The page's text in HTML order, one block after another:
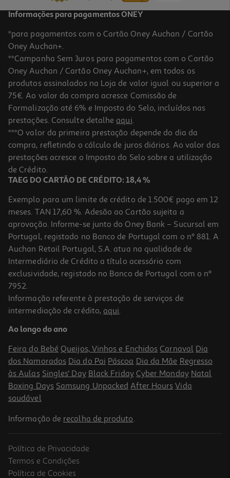
4.1
Powerbank Qilive 600177283 Preto 20 000 Mah
22.99 €/un
22,99 €
Powerbank Magnético Qilive 600188211 Branco 5 000 Mah 15w
19.99 €/un
19,99 €
Informações para pagamentos ONEY
*para pagamentos com o Cartão Oney Auchan / Cartão
Oney Auchan+.
**Campanha Sem Juros para pagamentos com o Cartão
Oney Auchan / Cartão Oney Auchan+, em todos os
produtos assinalados na Loja de valor igual ou superior a
75€. Ao valor da compra acresce Comissão de
Formalização até 6% e Imposto do Selo, incluídos nas
prestações. Consulte detalhe aqui.
***O valor da primeira prestação depende do dia da
compra, refletindo o cálculo de juros diários. Ao valor das
prestações acresce o Imposto do Selo sobre a utilização
de Crédito.
TAEG DO CARTÃO DE CRÉDITO: 18,4 %
Exemplo para um limite de crédito de 1.500€ pago em 12
meses. TAN 17,60 %. Adesão ao Cartão sujeita a
aprovação. Informe-se junto do Oney Bank – Sucursal em
Portugal, registado no Banco de Portugal com o nº 881. A
Auchan Retail Portugal, S.A. atua na qualidade de
Intermediário de Crédito a título acessório com
exclusividade, registado no Banco de Portugal com o nº
7952.
Informação referente à prestação de serviços de
intermediação de crédito, aqui.
Ao longo do ano
Feira do Bebé Queijos, Vinhos e Enchidos Carnaval Dia
dos Namorados Dia do Pai Páscoa Dia da Mãe Regresso
às Aulas Singles' Day Black Friday Cyber Monday Natal
Boxing Days Samsung Unpacked After Hours Vida
saudável
Informação de recolha de produto.
Política de Privacidade
Termos e Condições
Política de Cookies